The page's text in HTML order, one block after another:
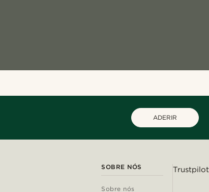
ADERIR
SOBRE NÓS
Sobre nós
Trustpilot